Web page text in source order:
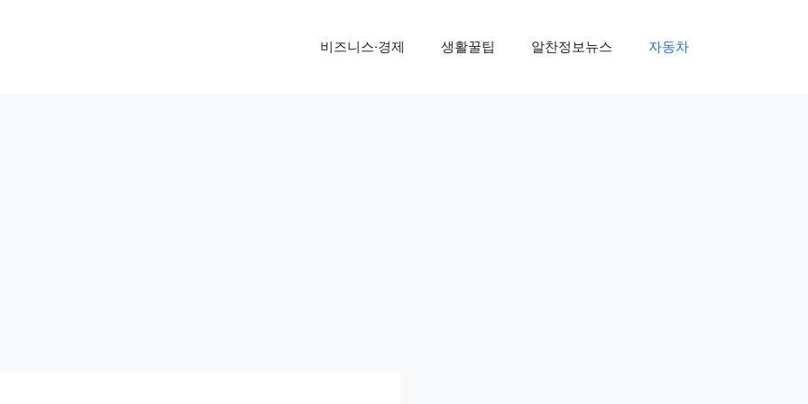
비즈니스·경제 생활꿀팁 알찬정보뉴스 자동차